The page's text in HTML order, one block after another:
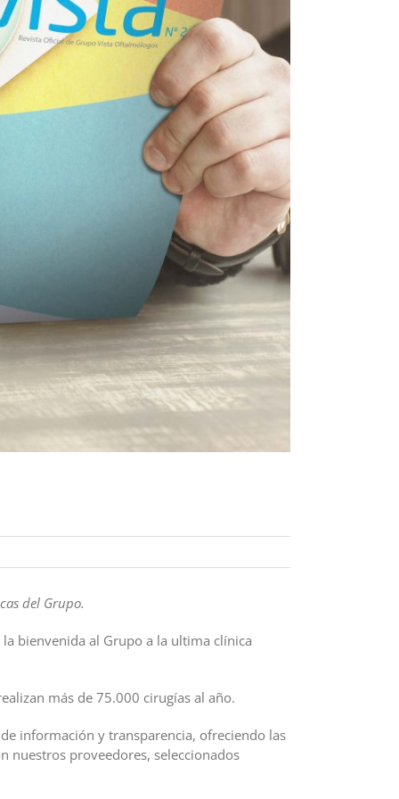
del Grupo.
bienvenida al Grupo a la ultima clínica
más de 75.000 cirugías al año.
información y transparencia, ofreciendo las
nuestros proveedores, seleccionados